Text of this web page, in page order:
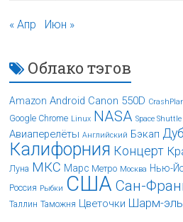
« Апр Июн »
Облако тэгов
Amazon Android Canon 550D
Google Chrome Linux NASA Space Shuttle
Авиаперелёты Английский Бэкап
Калифорния Концерт
Луна МКС Марс Метро Москва Нью-
Россия Рыбки США Сан-
Таллин Таможня Цветочки Шарм-